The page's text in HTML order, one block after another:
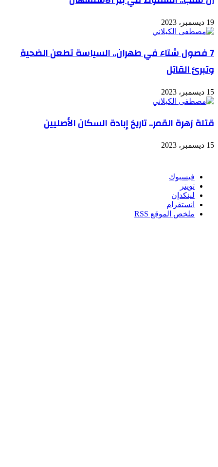
19 ديسمبر، 2023
7 فصول شتاء في طهران.. السياسة تطعن الضحية
وتبرئ القاتل
15 ديسمبر، 2023
قتلة زهرة القمر.. تاريخ إبادة السكان الأصليين
15 ديسمبر، 2023
فيسبوك
تويتر
لينكدإن
انستقرام
ملخص الموقع RSS